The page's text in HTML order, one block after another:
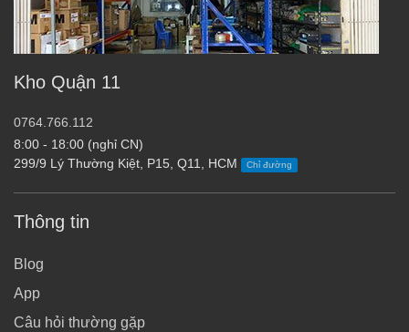
Kho Quận 11
0764.766.112
8:00 - 18:00 (nghỉ CN)
299/9 Lý Thường Kiệt, P15, Q11, HCM
Chỉ đường
Thông tin
Blog
App
Câu hỏi thường gặp